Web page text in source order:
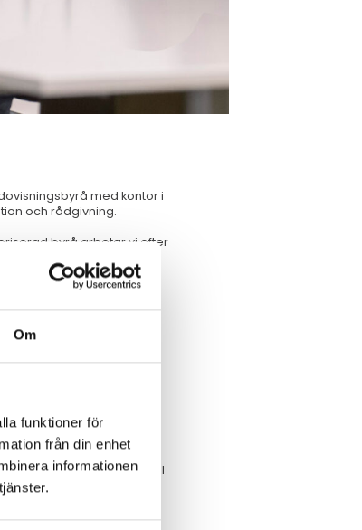
Om
funktioner för
från din enhet
informationen
med kontor i
och rådgivning.
byrå arbetar vi efter
och tjänsteföretag. Vi
årsredovisningoch ser till